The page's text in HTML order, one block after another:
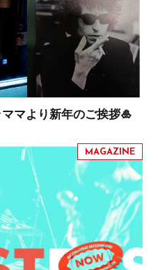
マより新年のご挨拶🎍